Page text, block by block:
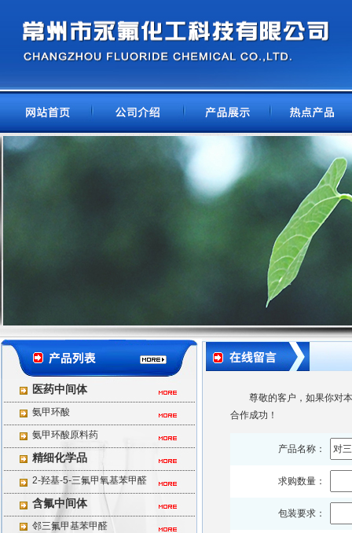
医药中间体
氨甲环酸
氨甲环酸原料药
精细化学品
2-羟基-5-三氟甲氧基苯甲醛
含氟中间体
邻三氟甲基苯甲醛
尊敬的客户，如果你对
合作成功！
产品名称：
求购数量：
包装要求：